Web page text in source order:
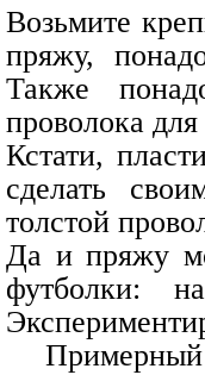
Возьмите
пряжу,
Также
проволока
Кстати,
сделать
толстой
Да и пряжу
футболки:
Примерный